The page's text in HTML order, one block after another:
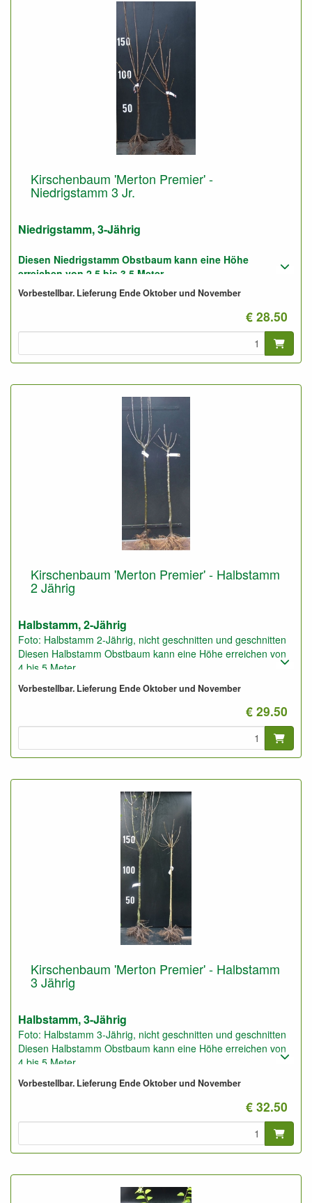
Kirschenbaum 'Merton Premier' -
Niedrigstamm 3 Jr.
Niedrigstamm, 3-Jährig
Diesen Niedrigstamm Obstbaum kann eine Höhe
erreichen von 2,5 bis 3,5 Meter.
Geeignet für gute und für sandige Boden.
Foto: Niedrigstamm 3-Jährig, nicht geschnitten.
Vorbestellbar. Lieferung Ende Oktober und November
€ 28.50
Kirschenbaum 'Merton Premier' - Halbstamm
2 Jährig
Halbstamm, 2-Jährig
Foto: Halbstamm 2-Jährig, nicht geschnitten und geschnitten
Diesen Halbstamm Obstbaum kann eine Höhe erreichen von
4 bis 5 Meter.
Vorbestellbar. Lieferung Ende Oktober und November
€ 29.50
Kirschenbaum 'Merton Premier' - Halbstamm
3 Jährig
Halbstamm, 3-Jährig
Foto: Halbstamm 3-Jährig, nicht geschnitten und geschnitten
Diesen Halbstamm Obstbaum kann eine Höhe erreichen von
4 bis 5 Meter.
Pflanzabstand: 5 bis 6 Meter
Vorbestellbar. Lieferung Ende Oktober und November
€ 32.50